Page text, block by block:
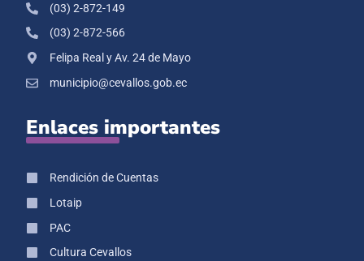
(03) 2-872-149
(03) 2-872-566
Felipa Real y Av. 24 de Mayo
municipio@cevallos.gob.ec
Enlaces importantes
Rendición de Cuentas
Lotaip
PAC
Cultura Cevallos